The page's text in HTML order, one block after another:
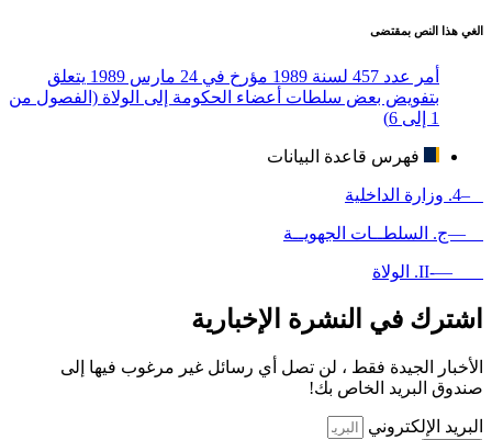
الغي هذا النص بمقتضى
أمر عدد 457 لسنة 1989 مؤرخ في 24 مارس 1989 يتعلق
بتفويض بعض سلطات أعضاء الحكومة إلى الولاة (الفصول من
1 إلى 6)
فهرس قاعدة البيانات
–4. وزارة الداخلية
—ج. السلطــات الجهويــة
—-II. الولاة
اشترك في النشرة الإخبارية
الأخبار الجيدة فقط ، لن تصل أي رسائل غير مرغوب فيها إلى
صندوق البريد الخاص بك!
البريد الإلكتروني